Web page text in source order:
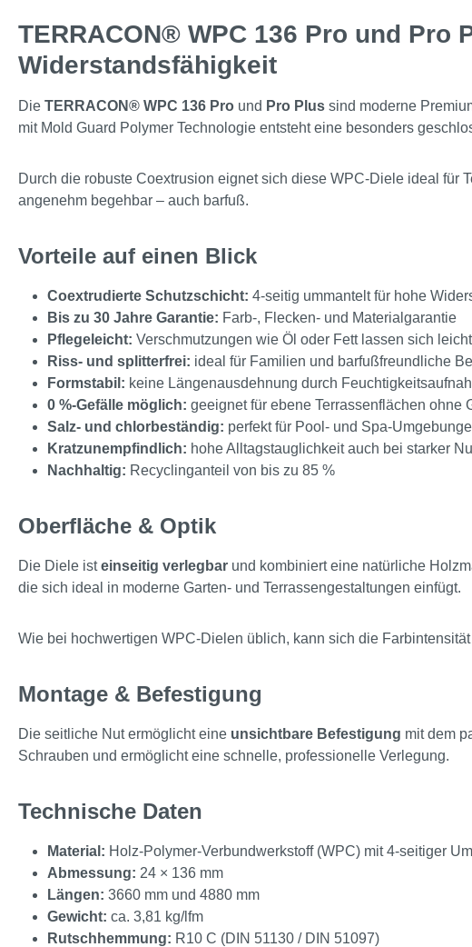
TERRACON® WPC 136 Pro und
Widerstandsfähigkeit
Die TERRACON® WPC 136 Pro und Pro Plus sind moderne
mit Mold Guard Polymer Technologie entsteht eine besonders
Durch die robuste Coextrusion eignet sich diese WPC-Diele ideal für
angenehm begehbar – auch barfuß.
Vorteile auf einen Blick
Coextrudierte Schutzschicht: 4-seitig ummantelt für hohe
Bis zu 30 Jahre Garantie: Farb-, Flecken- und Materialgarantie
Pflegeleicht: Verschmutzungen wie Öl oder Fett lassen sich
Riss- und splitterfrei: ideal für Familien und barfußfreundliche
Formstabil: keine Längenausdehnung durch
0 %-Gefälle möglich: geeignet für ebene Terrassenflächen ohne
Salz- und chlorbeständig: perfekt für Pool- und Spa-
Kratzunempfindlich: hohe Alltagstauglichkeit auch bei starker
Nachhaltig: Recyclinganteil von bis zu 85 %
Oberfläche & Optik
Die Diele isteinseitig verlegbar und kombiniert eine natürliche
die sich ideal in moderne Garten- und Terrassengestaltungen einfügt.
Wie bei hochwertigen WPC-Dielen üblich, kann sich die
Montage & Befestigung
Die seitliche Nut ermöglicht eine unsichtbare Befestigung mit dem
Schrauben und ermöglicht eine schnelle, professionelle Verlegung.
Technische Daten
Material: Holz-Polymer-Verbundwerkstoff (WPC) mit 4-seitiger
Abmessung: 24 × 136 mm
Längen: 3660 mm und 4880 mm
Gewicht: ca. 3,81 kg/lfm
Rutschhemmung: R10 C (DIN 51130 / DIN 51097)